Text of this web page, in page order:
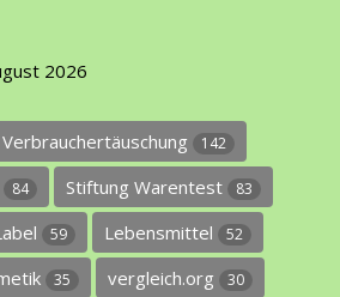
2026
Verbrauchertäuschung 142
84 Stiftung Warentest 83
59 Lebensmittel 52
35 vergleich.org 30